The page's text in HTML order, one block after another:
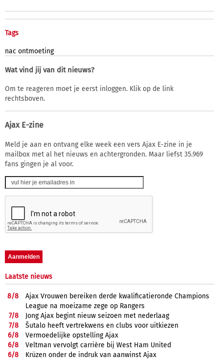
Tags
nac ontmoeting
Wat vind jij van dit nieuws?
Om te reageren moet je eerst inloggen. Klik op de link
rechtsboven.
Ajax E-zine
Meld je aan en ontvang elke week een vers Ajax E-zine in je
mailbox met al het nieuws en achtergronden. Maar liefst 35.969
fans gingen je al voor.
Laatste nieuws
8/8
Ajax Vrouwen bereiken derde kwalificatieronde Champions
League na moeizame zege op Rangers
7/8
Jong Ajax begint nieuw seizoen met nederlaag
7/8
Šutalo heeft vertrekwens en clubs voor uitkiezen
6/8
Vermoedelijke opstelling Ajax
6/8
Veltman vervolgt carrière bij West Ham United
6/8
Krüzen onder de indruk van aanwinst Ajax